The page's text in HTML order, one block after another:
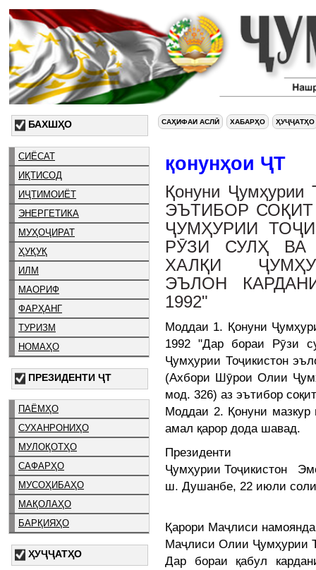
БАХШҲО
СИЁСАТ
ИҚТИСОД
ИҶТИМОИЁТ
ЭНЕРГЕТИКА
МУҲОҶИРАТ
ҲУҚУҚ
ИЛМ
МАОРИФ
ФАРҲАНГ
ТУРИЗМ
НОМАҲО
ПРЕЗИДЕНТИ ҶТ
ПАЁМҲО
СУХАНРОНИҲО
МУЛОҚОТҲО
САФАРҲО
МУСОҲИБАҲО
МАҚОЛАҲО
БАРҚИЯҲО
ҲУҶҶАТҲО
САҲИФАИ АСЛӢ ХАБАРҲО ҲУҶҶАТҲО
қонунҳои ҶТ
Қонуни
ЭЪТИБОР
ҶУМҲУРИИ
РӮЗИ СУЛҲ ВА
ХАЛҚИ
ЭЪЛОН
1992"
Моддаи 1. Қонуни
1992 "Дар бораи Рӯзи
Ҷумҳурии Тоҷикистон
(Ахбори Шӯрои Олии
мод. 326) аз эътибор
Моддаи 2. Қонуни
амал қарор дода шавад.
Президенти
Ҷумҳурии Тоҷикистон
ш. Душанбе, 22 июли
Қарори Маҷлиси
Маҷлиси Олии Ҷумҳурии
Дар бораи қабул